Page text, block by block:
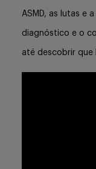
ASMD, as lutas e
diagnóstico e o
até descobrir que